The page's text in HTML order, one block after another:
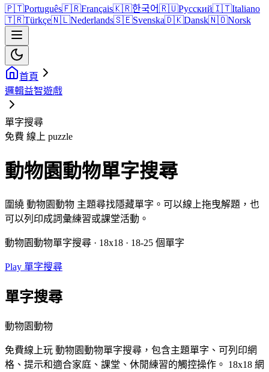
🇵🇹Português🇫🇷Français🇰🇷한국어🇷🇺Русский🇮🇹Italiano
🇹🇷Türkçe🇳🇱Nederlands🇸🇪Svenska🇩🇰Dansk🇳🇴Norsk
首頁
邏輯益智遊戲
單字搜尋
免費 線上 puzzle
動物園動物單字搜尋
圍繞 動物園動物 主題尋找隱藏單字。可以線上拖曳解題，也
可以列印成詞彙練習或課堂活動。
動物園動物單字搜尋 · 18x18 · 18-25 個單字
Play 單字搜尋
單字搜尋
動物園動物
免費線上玩 動物園動物單字搜尋，包含主題單字、可列印網
格、提示和適合家庭、課堂、休閒練習的觸控操作。 18x18 網